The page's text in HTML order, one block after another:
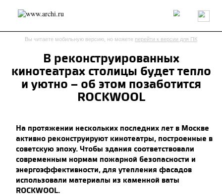
Россия Мир Технологии Интерьер Пресса
Архитекторы
Анонсы конкурсов
Блог
Журнал
Интервью Исследование
Мнение
Результаты конкурса
Дизайн
Иностранцы в России
Интерьер
Книги
Наследие Образование
Урбанистика
Эко
Вы читаете мобильную версию, но можете перейти к версии для ПК
В реконструированных
кинотеатрах столицы будет тепло
и уютно – об этом позаботится
ROCKWOOL
На протяжении нескольких последних лет в Москве
активно реконструируют кинотеатры, построенные в
советскую эпоху. Чтобы здания соответствовали
современным нормам пожарной безопасности и
энергоэффективности, для утепления фасадов
использовали материалы из каменной ваты
ROCKWOOL.